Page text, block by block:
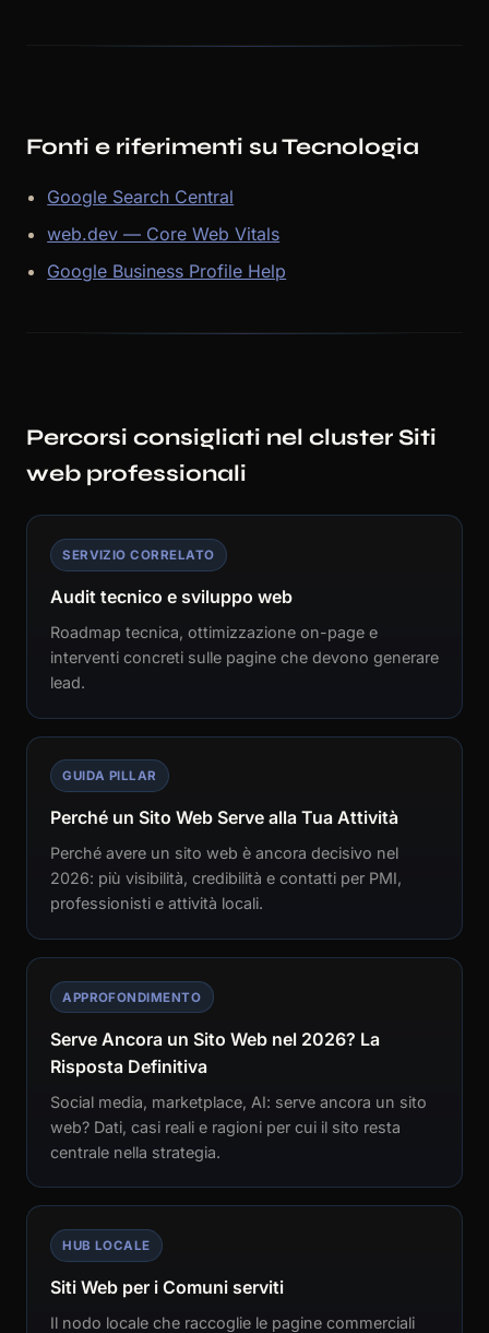
Fonti e riferimenti su Tecnologia
Google Search Central
web.dev — Core Web Vitals
Google Business Profile Help
Percorsi consigliati nel cluster Siti
web professionali
SERVIZIO CORRELATO
Audit tecnico e sviluppo web
Roadmap tecnica, ottimizzazione on-page e
interventi concreti sulle pagine che devono generare
lead.
GUIDA PILLAR
Perché un Sito Web Serve alla Tua Attività
Perché avere un sito web è ancora decisivo nel
2026: più visibilità, credibilità e contatti per PMI,
professionisti e attività locali.
APPROFONDIMENTO
Serve Ancora un Sito Web nel 2026? La
Risposta Definitiva
Social media, marketplace, AI: serve ancora un sito
web? Dati, casi reali e ragioni per cui il sito resta
centrale nella strategia.
HUB LOCALE
Siti Web per i Comuni serviti
Il nodo locale che raccoglie le pagine commerciali